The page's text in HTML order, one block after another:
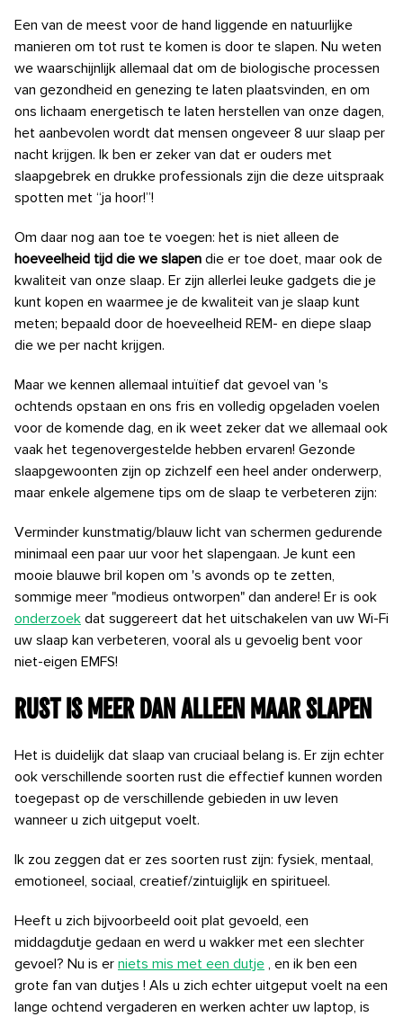
Een van de meest voor de hand liggende en natuurlijke
manieren om tot rust te komen is door te slapen. Nu weten
we waarschijnlijk allemaal dat om de biologische processen
van gezondheid en genezing te laten plaatsvinden, en om
ons lichaam energetisch te laten herstellen van onze dagen,
het aanbevolen wordt dat mensen ongeveer 8 uur slaap per
nacht krijgen. Ik ben er zeker van dat er ouders met
slaapgebrek en drukke professionals zijn die deze uitspraak
spotten met “ja hoor!”!
Om daar nog aan toe te voegen: het is niet alleen de
hoeveelheid tijd die we slapen die er toe doet, maar ook de
kwaliteit van onze slaap. Er zijn allerlei leuke gadgets die je
kunt kopen en waarmee je de kwaliteit van je slaap kunt
meten; bepaald door de hoeveelheid REM- en diepe slaap
die we per nacht krijgen.
Maar we kennen allemaal intuïtief dat gevoel van 's
ochtends opstaan ​​en ons fris en volledig opgeladen voelen
voor de komende dag, en ik weet zeker dat we allemaal ook
vaak het tegenovergestelde hebben ervaren! Gezonde
slaapgewoonten zijn op zichzelf een heel ander onderwerp,
maar enkele algemene tips om de slaap te verbeteren zijn:
Verminder kunstmatig/blauw licht van schermen gedurende
minimaal een paar uur voor het slapengaan. Je kunt een
mooie blauwe bril kopen om 's avonds op te zetten,
sommige meer "modieus ontworpen" dan andere! Er is ook
onderzoek dat suggereert dat het uitschakelen van uw Wi-Fi
uw slaap kan verbeteren, vooral als u gevoelig bent voor
niet-eigen EMFS!
Rust is meer dan alleen maar slapen
Het is duidelijk dat slaap van cruciaal belang is. Er zijn echter
ook verschillende soorten rust die effectief kunnen worden
toegepast op de verschillende gebieden in uw leven
wanneer u zich uitgeput voelt.
Ik zou zeggen dat er zes soorten rust zijn: fysiek, mentaal,
emotioneel, sociaal, creatief/zintuiglijk en spiritueel.
Heeft u zich bijvoorbeeld ooit plat gevoeld, een
middagdutje gedaan en werd u wakker met een slechter
gevoel? Nu is er niets mis met een dutje , en ik ben een
grote fan van dutjes ! Als u zich echter uitgeput voelt na een
lange ochtend vergaderen en werken achter uw laptop, is